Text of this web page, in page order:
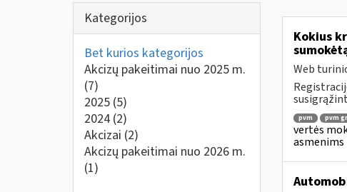
Kategorijos
Bet kurios kategorijos
Akcizų pakeitimai nuo 2025 m.
(7)
2025 (5)
2024 (2)
Akcizai (2)
Akcizų pakeitimai nuo 2026 m.
(1)
Kokius
Web
pvm pvm
vertės
asmenims